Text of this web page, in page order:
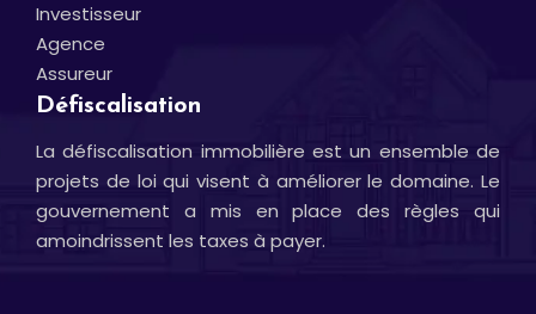
Investisseur
Agence
Assureur
Défiscalisation
La défiscalisation immobilière est un ensemble de
projets de loi qui visent à améliorer le domaine. Le
gouvernement a mis en place des règles qui
amoindrissent les taxes à payer.